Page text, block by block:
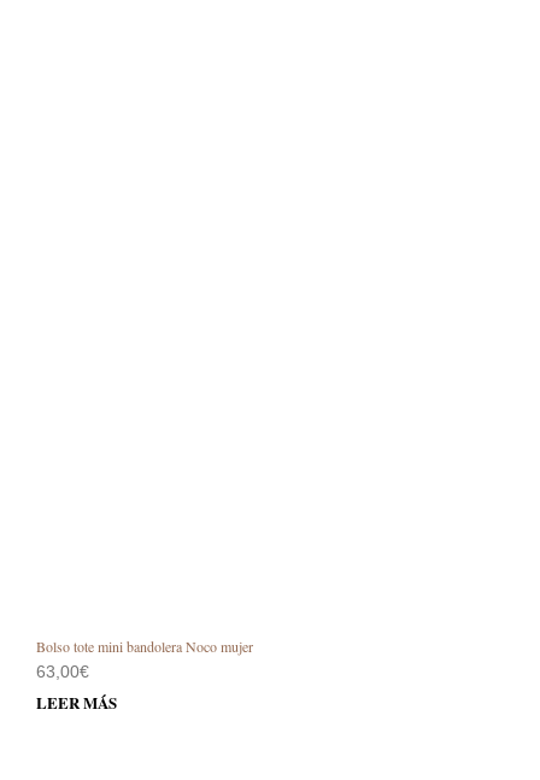
Bolso tote mini bandolera Noco mujer
63,00€
LEER MÁS